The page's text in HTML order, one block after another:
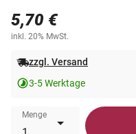
5,70 €
inkl. 20% MwSt.
zzgl. Versand
3-5 Werktage
Menge